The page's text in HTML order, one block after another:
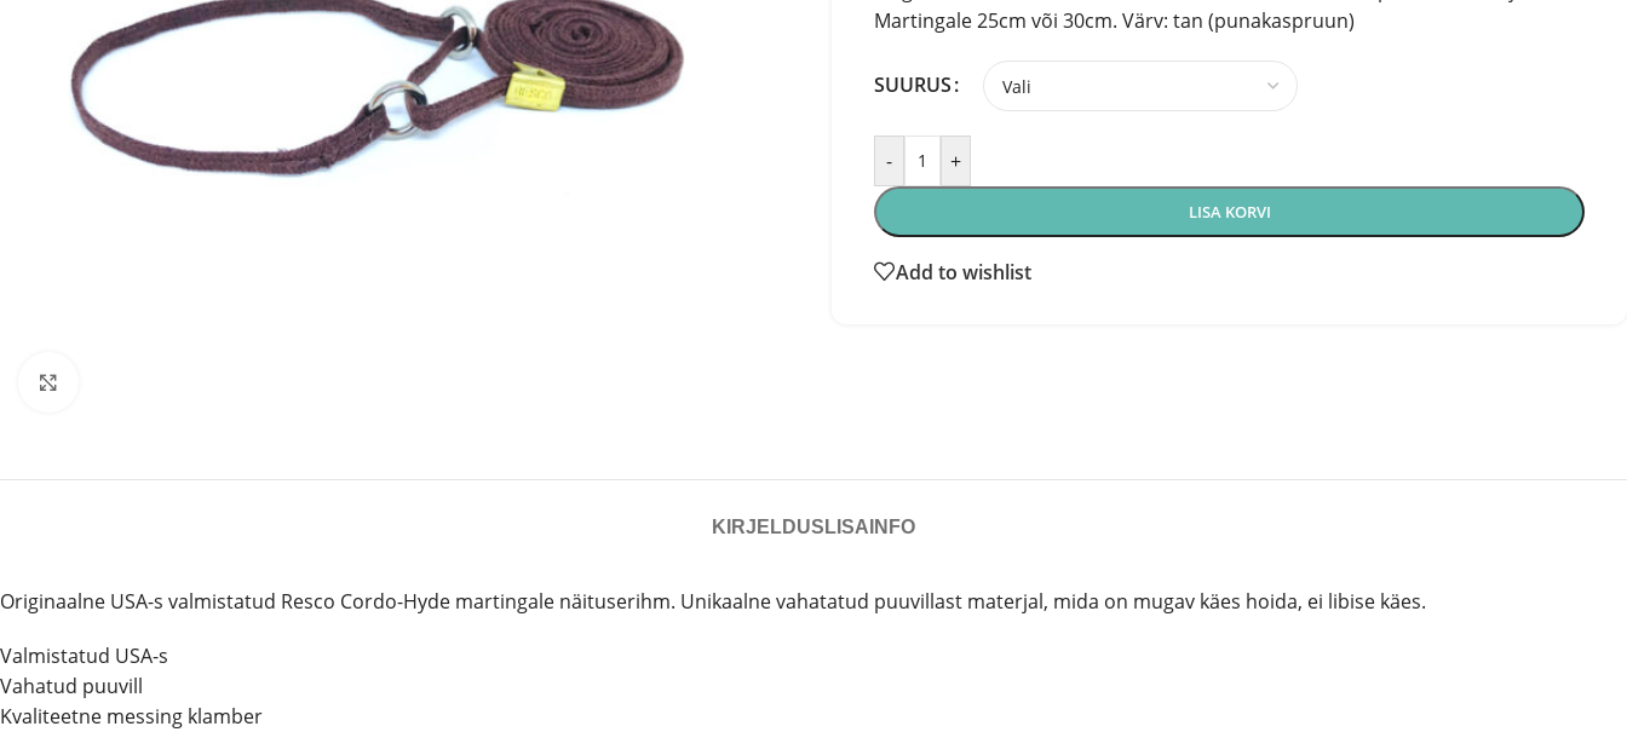
Martingale 25cm või 30cm. Värv: tan (punakaspruun)
SUURUS
- +
LISA KORVI
Add to wishlist
KIRJELDUS LISAINFO
Originaalne USA-s valmistatud Resco Cordo-Hyde martingale näituserihm. Unikaalne vahatatud puuvillast materjal, mida on mugav käes hoida, ei libise käes.
Valmistatud USA-s
Vahatud puuvill
Kvaliteetne messing klamber